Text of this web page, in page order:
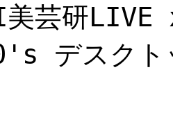
美芸研LIVE
デスクト